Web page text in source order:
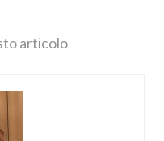
articolo